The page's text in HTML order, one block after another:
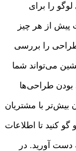
را برای
پیش از هر چیز
را بررسی
می‌تواند شما
بودن طراحی‌ها
بیش‌تر با مشتریان
کنید تا اطلاعات
آورید. در